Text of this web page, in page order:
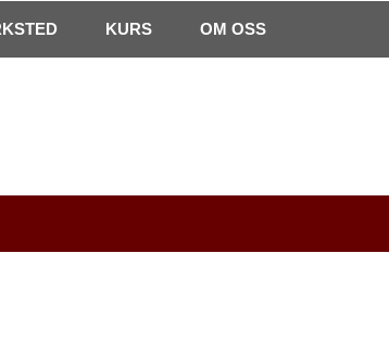
side Infosenter Favoritter
KURS OM OSS